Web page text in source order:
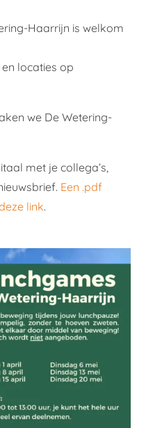
Haarrijn is welkom
locaties op
we De Wetering-
met je collega’s,
Een .pdf
link.